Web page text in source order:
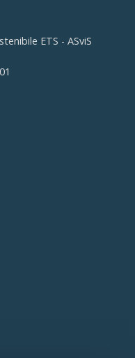
ETS - ASviS